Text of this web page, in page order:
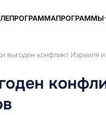
ПРОГРАММЫ
выгоден конфликт Израиля